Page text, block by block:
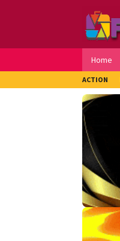
Home
ACTION